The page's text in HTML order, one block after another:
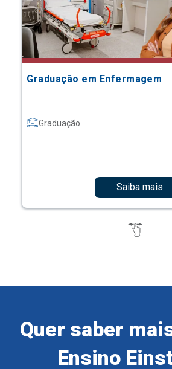
Graduação em Enfermagem
Graduação
Saiba mais
Quer saber
Ensino